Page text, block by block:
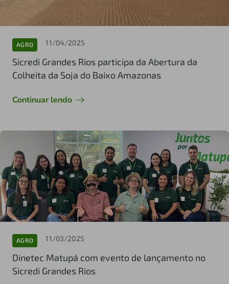
AGRO 11/04/2025
Sicredi Grandes Rios participa da Abertura da
Colheita da Soja do Baixo Amazonas
Continuar lendo
AGRO 11/03/2025
Dinetec Matupá com evento de lançamento no
Sicredi Grandes Rios